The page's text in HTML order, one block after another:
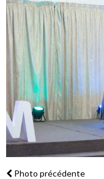
Photo précédente